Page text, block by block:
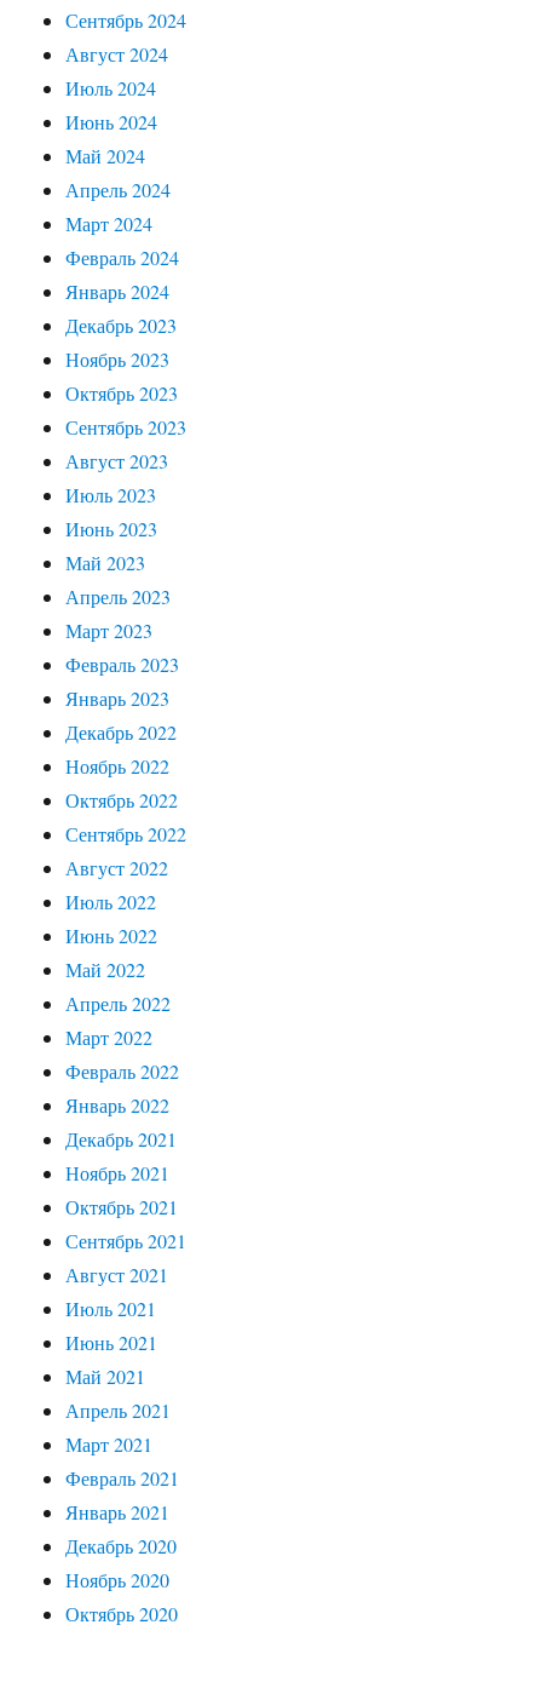
Сентябрь 2024
Август 2024
Июль 2024
Июнь 2024
Май 2024
Апрель 2024
Март 2024
Февраль 2024
Январь 2024
Декабрь 2023
Ноябрь 2023
Октябрь 2023
Сентябрь 2023
Август 2023
Июль 2023
Июнь 2023
Май 2023
Апрель 2023
Март 2023
Февраль 2023
Январь 2023
Декабрь 2022
Ноябрь 2022
Октябрь 2022
Сентябрь 2022
Август 2022
Июль 2022
Июнь 2022
Май 2022
Апрель 2022
Март 2022
Февраль 2022
Январь 2022
Декабрь 2021
Ноябрь 2021
Октябрь 2021
Сентябрь 2021
Август 2021
Июль 2021
Июнь 2021
Май 2021
Апрель 2021
Март 2021
Февраль 2021
Январь 2021
Декабрь 2020
Ноябрь 2020
Октябрь 2020